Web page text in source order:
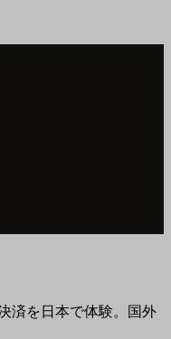
済を日本で体験。国外